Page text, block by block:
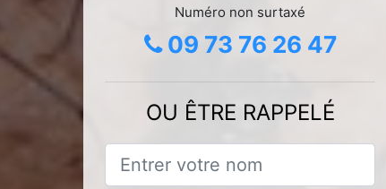
Numéro non surtaxé
09 73 76 26 47
OU ÊTRE RAPPELÉ